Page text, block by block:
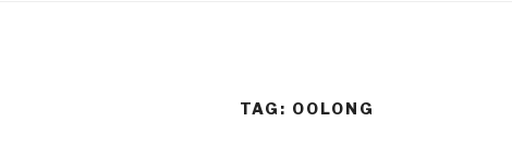
TAG: OOLONG